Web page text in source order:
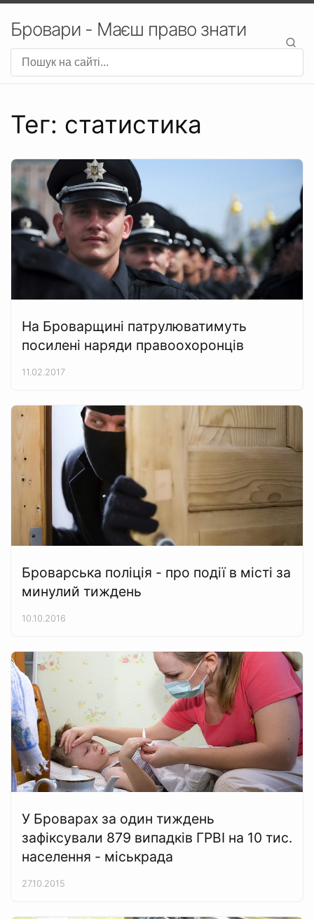
Бровари - Маєш право знати
Тег: статистика
На Броварщині патрулюватимуть
посилені наряди правоохоронців
11.02.2017
Броварська поліція - про події в місті за
минулий тиждень
10.10.2016
У Броварах за один тиждень
зафіксували 879 випадків ГРВІ на 10 тис.
населення - міськрада
27.10.2015